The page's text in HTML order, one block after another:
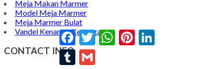
Meja Makan Marmer
Model Meja Marmer
Meja Marmer Bulat
Vandel Kenang - Kenangan
CONTACT INFO
Facebook
TwitterWhatsAppPinterest
Tumblr